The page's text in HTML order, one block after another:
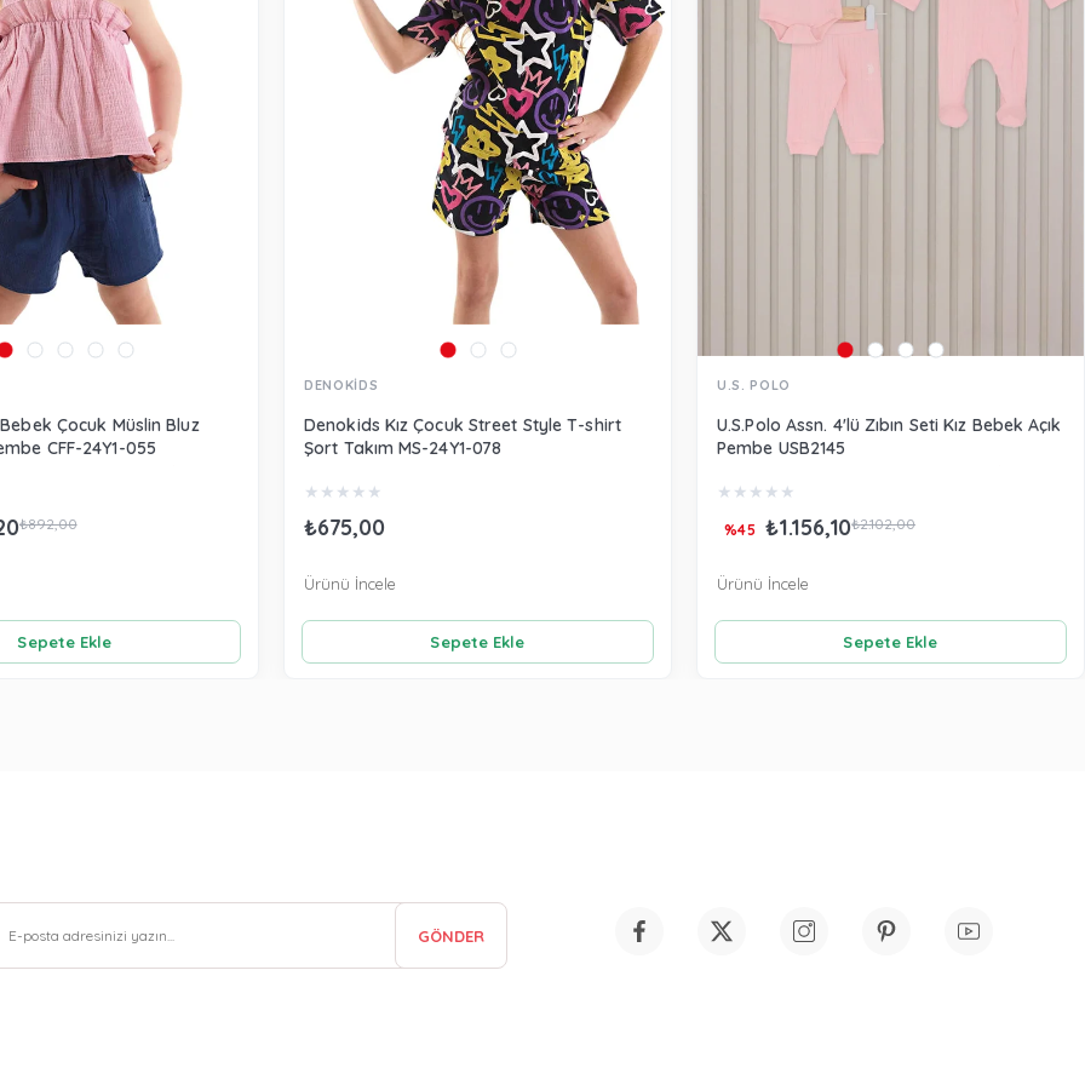
Çocuk Müslin Bluz
CFF-24Y1-055
₺892,00
Sepete Ekle
DENOKİDS
Denokids Kız Çocuk Street Style T-shirt
Şort Takım MS-24Y1-078
★ ★ ★ ★ ★
₺675,00
Sepete Ekle
Ürünü İncele
U.S. POLO
U.S.Polo Assn. 4'lü Zıbın Seti Kız Bebek Açık
Pembe USB2145
★ ★ ★ ★ ★
₺1.156,10₺2.102,00
%45
Sepete Ekle
Ürünü İncele
GÖNDER